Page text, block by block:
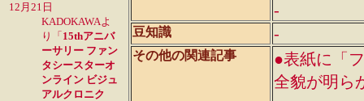
12月21日
KADOKAWAよ
り「 15thアニバ
ーサリー ファン
タシースターオ
ンライン ビジュ
アルクロニク
-
豆知識 -
その他の関連記事
●表紙に「
全貌が明ら